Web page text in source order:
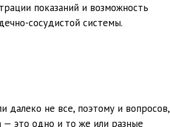
показаний и возможность
сосудистой системы.
далеко не все, поэтому и вопросов,
это одно и то же или разные